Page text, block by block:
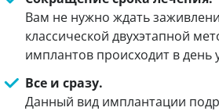
Вам не нужно ждать
классической двухэтапной
имплантов происходит в день
Все и сразу.
Данный вид имплантации